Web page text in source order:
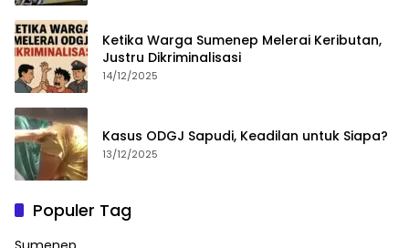
Ketika Warga Sumenep Melerai Keributan,
Justru Dikriminalisasi
14/12/2025
Kasus ODGJ Sapudi, Keadilan untuk Siapa?
13/12/2025
Populer Tag